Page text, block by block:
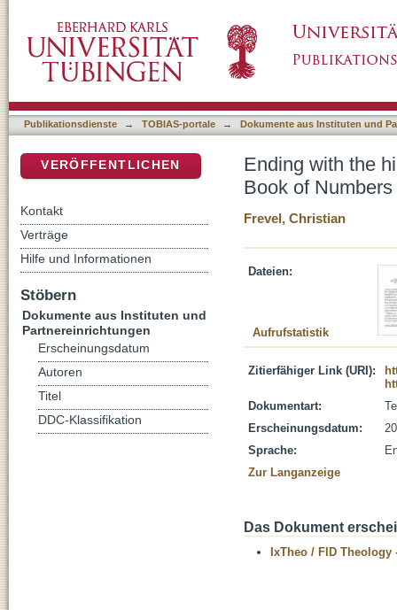
Publikationsdienste → TOBIAS-portale → Dokumente aus Instituten und
Ending with the
Book of Numbers
Frevel, Christian
Dateien:
Aufrufstatistik
Zitierfähiger Link (URI):
Dokumentart:
Erscheinungsdatum:
Sprache:
Zur Langanzeige
Das Dokument
IxTheo / FID Theology
VERÖFFENTLICHEN
Kontakt
Verträge
Hilfe und Informationen
Stöbern
Dokumente aus Instituten und
Partnereinrichtungen
Erscheinungsdatum
Autoren
Titel
DDC-Klassifikation